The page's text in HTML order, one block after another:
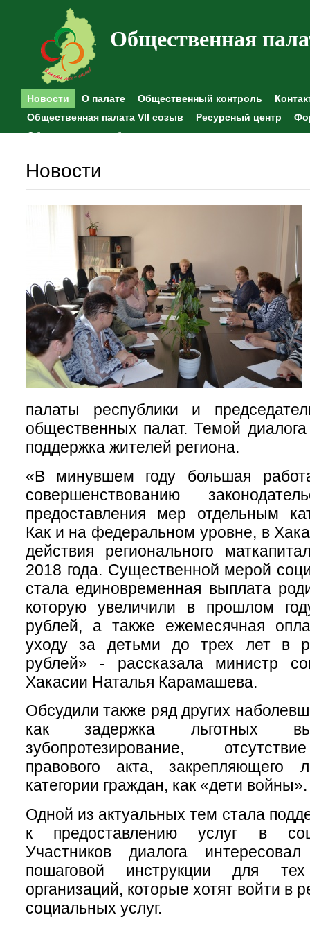
Общественная
Новости О палате Общественный контроль
Общественная палата VII созыв
Ресурсный центр
Общественные наблюдения
Новости
палаты республики и
общественных палат. Темой
поддержка жителей региона.
«В минувшем году большая
совершенствованию
предоставления мер отдельным
Как и на федеральном уровне, в
действия регионального
2018 года. Существенной мерой
стала единовременная выплата
которую увеличили в прошлом
рублей, а также ежемесячная
уходу за детьми до трех лет в
рублей» - рассказала министр
Хакасии Наталья Карамашева.
Обсудили также ряд других
как задержка льготных
зубопротезирование,
правового акта, закрепляющего
категории граждан, как «дети войны».
Одной из актуальных тем стала
к предоставлению услуг в
Участников диалога
пошаговой инструкции для тех
организаций, которые хотят войти в
социальных услуг.